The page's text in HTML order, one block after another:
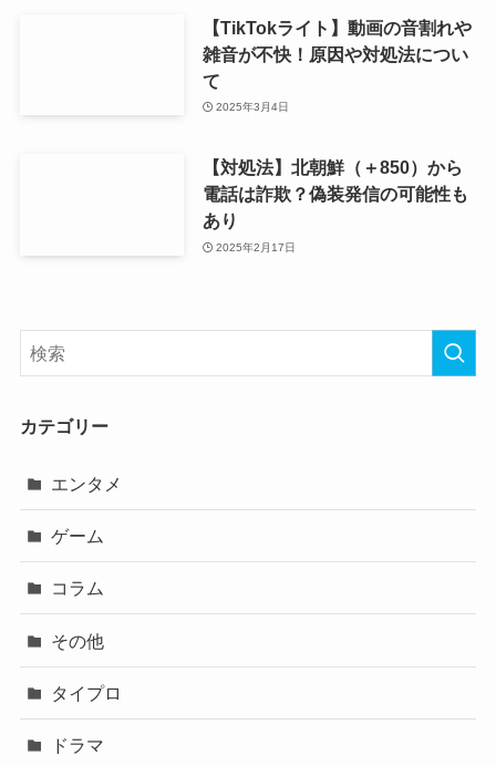
【TikTokライト】動画の音割れや
雑音が不快！原因や対処法につい
て
2025年3月4日
【対処法】北朝鮮（＋850）から
電話は詐欺？偽装発信の可能性も
あり
2025年2月17日
カテゴリー
エンタメ
ゲーム
コラム
その他
タイプロ
ドラマ